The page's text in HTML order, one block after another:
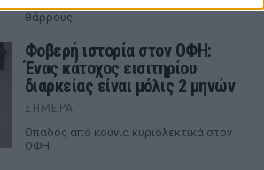
θάρρους
Φοβερή ιστορία στον ΟΦΗ:
Ένας κάτοχος εισιτηρίου
διαρκείας είναι μόλις 2 μηνών
ΣΉΜΕΡΑ
Οπαδός από κούνια κυριολεκτικά στον
ΟΦΗ